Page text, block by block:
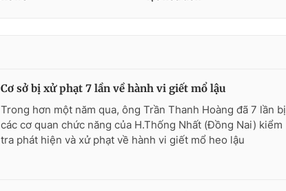
Cơ sở bị xử phạt 7 lần về hành vi giết mổ lậu
Trong hơn một năm qua, ông Trần Thanh Hoàng đã 7 lần bị
các cơ quan chức năng của H.Thống Nhất (Đồng Nai) kiểm
tra phát hiện và xử phạt về hành vi giết mổ heo lậu